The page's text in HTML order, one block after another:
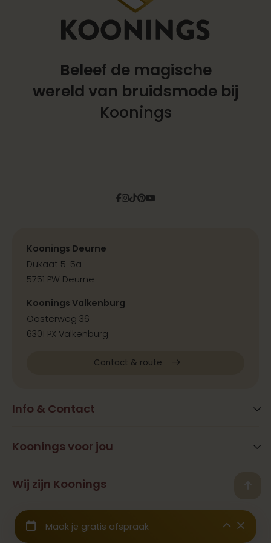
Beleef de magische
wereld van bruidsmode bij
Koonings
Facebook
Instagram
Tiktok
Pinterest
YouTube
Info & Contact
FAQ
Vestigingen
Samenwerkingen & Pers
Werken bij
Koonings voor jou
Beauty
Trouwjurken
Trouwpakken
Wij zijn Koonings
Geschiedenis
Binnenkijken
Koonings Deurne
Dukaat 5-5a
5751 PW Deurne
Koonings Valkenburg
Oosterweg 36
6301 PX Valkenburg
Contact & route
Wij zijn aangesloten bij het
CBW Garantiefonds